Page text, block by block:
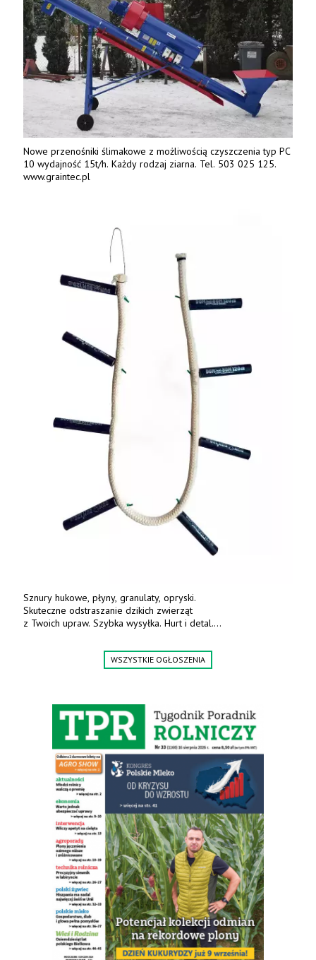
Nowe przenośniki ślimakowe z możliwością czyszczenia typ PC
10 wydajność 15t/h. Każdy rodzaj ziarna. Tel. 503 025 125.
www.graintec.pl
Sznury hukowe, płyny, granulaty, opryski.
Skuteczne odstraszanie dzikich zwierząt
z Twoich upraw. Szybka wysyłka. Hurt i detal.
WSZYSTKIE OGŁOSZENIA